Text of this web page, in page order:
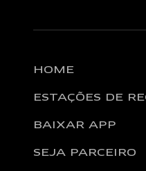
HOME
ESTAÇÕES DE
BAIXAR APP
SEJA PARCEIRO